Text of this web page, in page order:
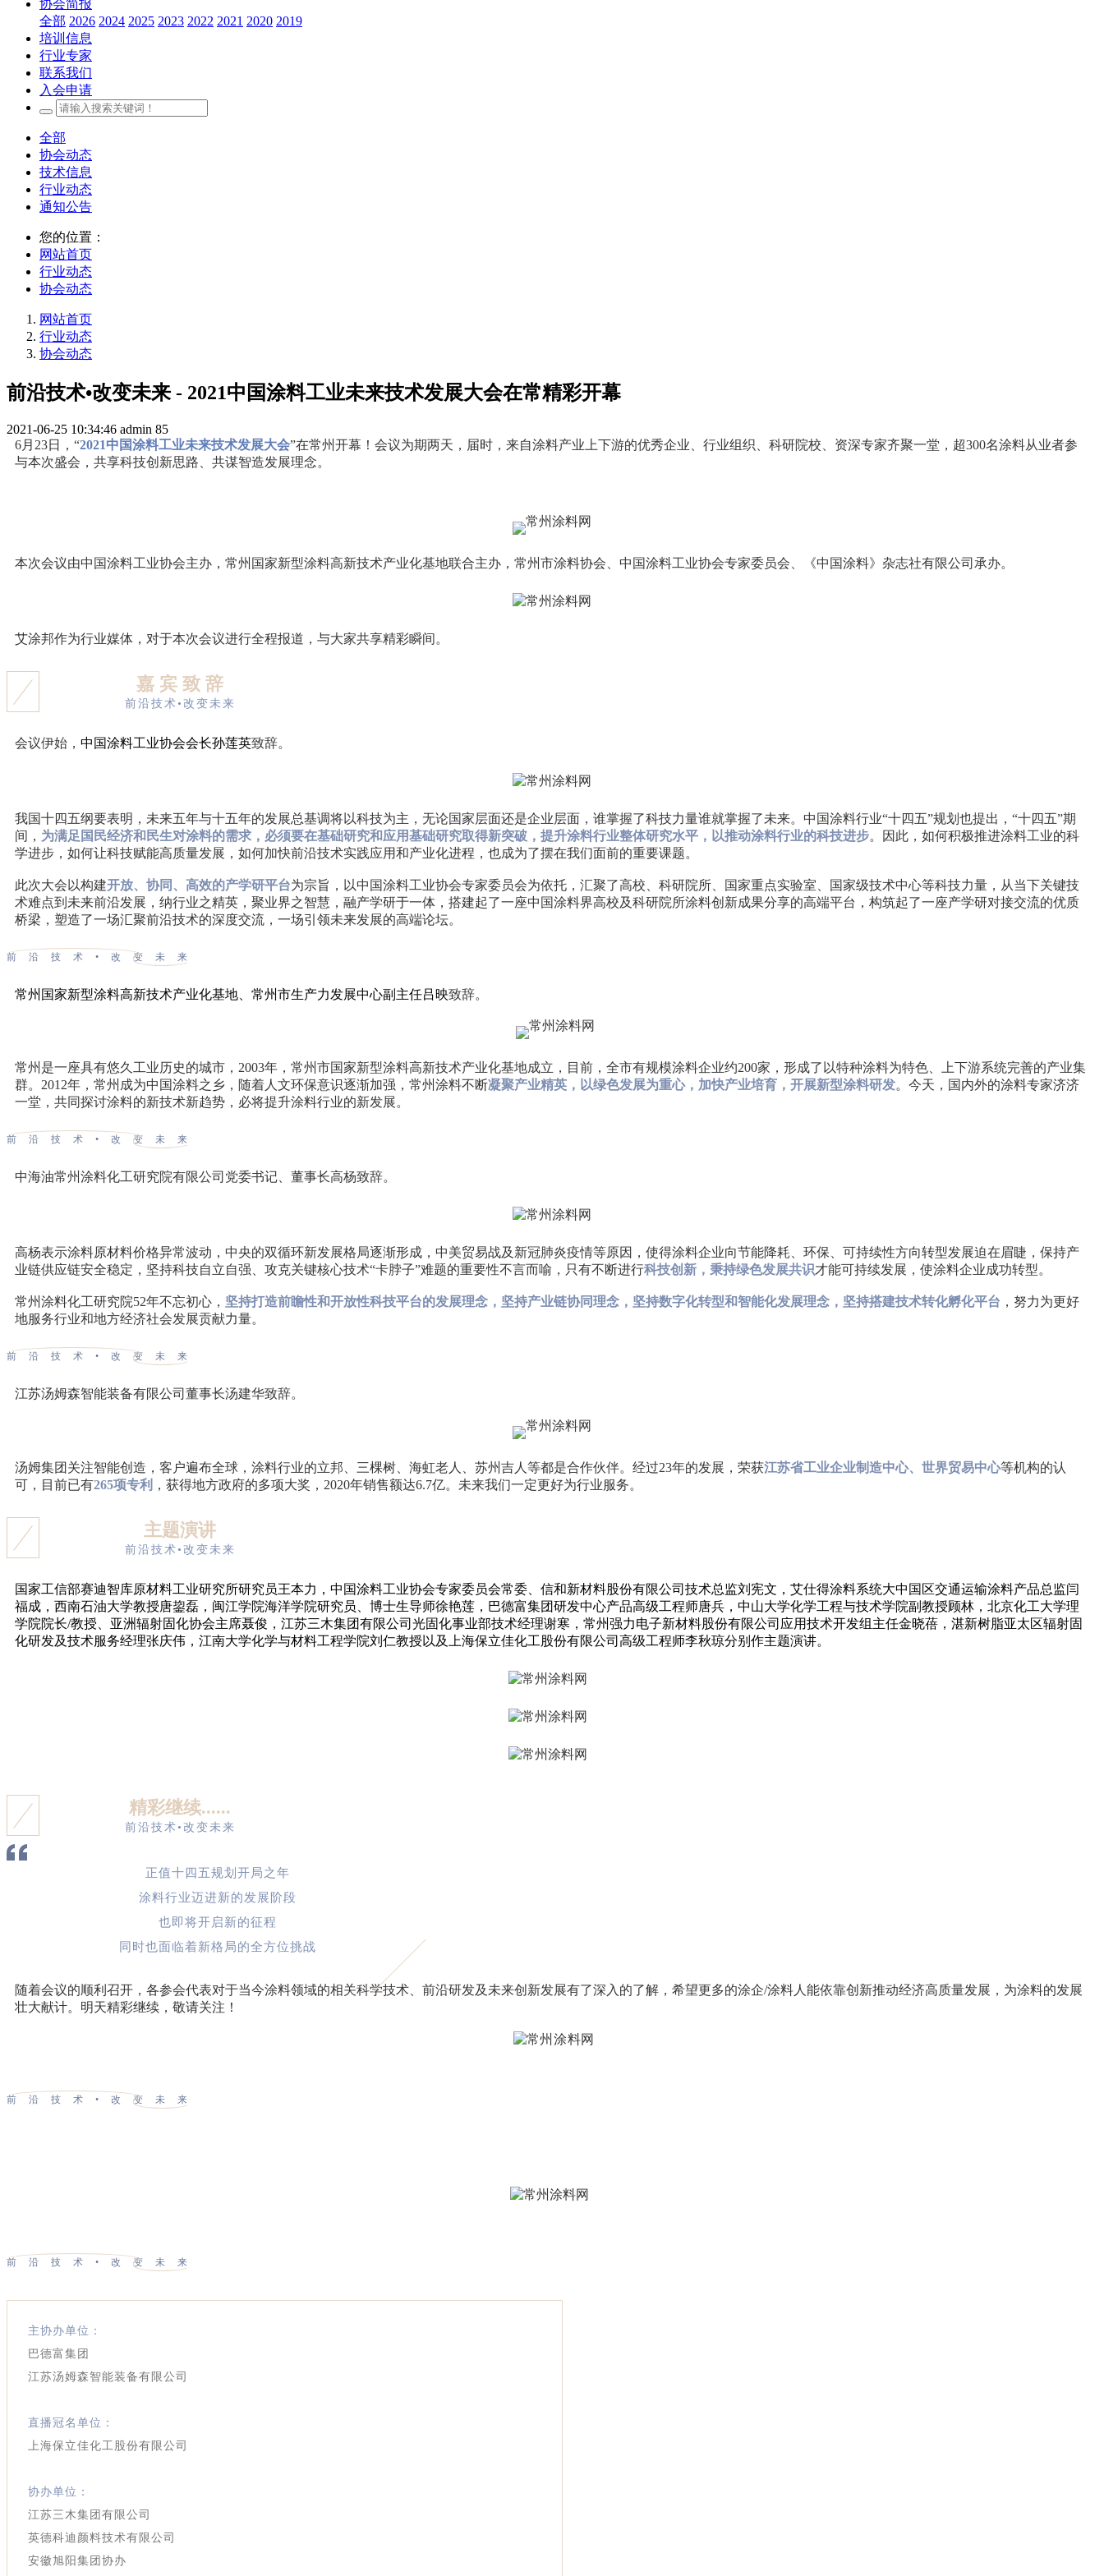
协会简报
全部 2026 2024 2025 2023 2022 2021 2020 2019
培训信息
行业专家
联系我们
入会申请
全部
协会动态
技术信息
行业动态
通知公告
您的位置：
网站首页
行业动态
协会动态
网站首页
行业动态
协会动态
前沿技术•改变未来 - 2021中国涂料工业未来技术发展大会在常精彩开幕
2021-06-25 10:34:46 admin 85
6月23日，“2021中国涂料工业未来技术发展大会”在常州开幕！会议为期两天，届时，来自涂料产业上下游的优秀企业、行业组织、科研院校、资深专家齐聚一堂，超300名涂料从业者参
与本次盛会，共享科技创新思路、共谋智造发展理念。
本次会议由中国涂料工业协会主办，常州国家新型涂料高新技术产业化基地联合主办，常州市涂料协会、中国涂料工业协会专家委员会、《中国涂料》杂志社有限公司承办。
艾涂邦作为行业媒体，对于本次会议进行全程报道，与大家共享精彩瞬间。
嘉 宾 致 辞
前沿技术•改变未来
会议伊始， 中国涂料工业协会会长孙莲英致辞。
我国十四五纲要表明，未来五年与十五年的发展总基调将以科技为主，无论国家层面还是企业层面，谁掌握了科技力量谁就掌握了未来。中国涂料行业“十四五”规划也提出，“十四五”期
间， 为满足国民经济和民生对涂料的需求，必须要在基础研究和应用基础研究取得新突破，提升涂料行业整体研究水平，以推动涂料行业的科技进步。因此，如何积极推进涂料工业的科
学进步，如何让科技赋能高质量发展，如何加快前沿技术实践应用和产业化进程，也成为了摆在我们面前的重要课题。
此次大会以构建开放、协同、高效的产学研平台为宗旨，以中国涂料工业协会专家委员会为依托，汇聚了高校、科研院所、国家重点实验室、国家级技术中心等科技力量，从当下关键技
术难点到未来前沿发展，纳行业之精英，聚业界之智慧，融产学研于一体，搭建起了一座中国涂料界高校及科研院所涂料创新成果分享的高端平台，构筑起了一座产学研对接交流的优质
桥梁，塑造了一场汇聚前沿技术的深度交流，一场引领未来发展的高端论坛。
前沿技术•改变未来
常州国家新型涂料高新技术产业化基地、常州市生产力发展中心副主任吕映致辞。
常州是一座具有悠久工业历史的城市，2003年，常州市国家新型涂料高新技术产业化基地成立，目前，全市有规模涂料企业约200家，形成了以特种涂料为特色、上下游系统完善的产业集
群。2012年，常州成为中国涂料之乡，随着人文环保意识逐渐加强，常州涂料不断凝聚产业精英，以绿色发展为重心，加快产业培育，开展新型涂料研发。今天，国内外的涂料专家济济
一堂，共同探讨涂料的新技术新趋势，必将提升涂料行业的新发展。
前沿技术•改变未来
中海油常州涂料化工研究院有限公司党委书记、董事长高杨致辞。
高杨表示涂料原材料价格异常波动，中央的双循环新发展格局逐渐形成，中美贸易战及新冠肺炎疫情等原因，使得涂料企业向节能降耗、环保、可持续性方向转型发展迫在眉睫，保持产
业链供应链安全稳定，坚持科技自立自强、攻克关键核心技术“卡脖子”难题的重要性不言而喻，只有不断进行科技创新，秉持绿色发展共识才能可持续发展，使涂料企业成功转型。
常州涂料化工研究院52年不忘初心， 坚持打造前瞻性和开放性科技平台的发展理念，坚持产业链协同理念，坚持数字化转型和智能化发展理念，坚持搭建技术转化孵化平台 ，努力为更好
地服务行业和地方经济社会发展贡献力量。
前沿技术•改变未来
江苏汤姆森智能装备有限公司董事长汤建华致辞。
汤姆集团关注智能创造，客户遍布全球，涂料行业的立邦、三棵树、海虹老人、苏州吉人等都是合作伙伴。经过23年的发展，荣获江苏省工业企业制造中心、世界贸易中心等机构的认
可，目前已有265项专利 ，获得地方政府的多项大奖，2020年销售额达6.7亿。未来我们一定更好为行业服务。
主题演讲
前沿技术•改变未来
国家工信部赛迪智库原材料工业研究所研究员王本力，中国涂料工业协会专家委员会常委、信和新材料股份有限公司技术总监刘宪文，艾仕得涂料系统大中国区交通运输涂料产品总监闫
福成，西南石油大学教授唐鋆磊，闽江学院海洋学院研究员、博士生导师徐艳莲，巴德富集团研发中心产品高级工程师唐兵，中山大学化学工程与技术学院副教授顾林，北京化工大学理
学院院长/教授、亚洲辐射固化协会主席聂俊，江苏三木集团有限公司光固化事业部技术经理谢寒，常州强力电子新材料股份有限公司应用技术开发组主任金晓蓓，湛新树脂亚太区辐射固
化研发及技术服务经理张庆伟，江南大学化学与材料工程学院刘仁教授以及上海保立佳化工股份有限公司高级工程师李秋琼分别作主题演讲。
精彩继续......
前沿技术•改变未来
正值十四五规划开局之年
涂料行业迈进新的发展阶段
也即将开启新的征程
同时也面临着新格局的全方位挑战
随着会议的顺利召开，各参会代表对于当今涂料领域的相关科学技术、前沿研发及未来创新发展有了深入的了解，希望更多的涂企/涂料人能依靠创新推动经济高质量发展，为涂料的发展
壮大献计。明天精彩继续，敬请关注！
前沿技术•改变未来
前沿技术•改变未来
主协办单位：
巴德富集团
江苏汤姆森智能装备有限公司
直播冠名单位：
上海保立佳化工股份有限公司
协办单位：
江苏三木集团有限公司
英德科迪颜料技术有限公司
安徽旭阳集团协办